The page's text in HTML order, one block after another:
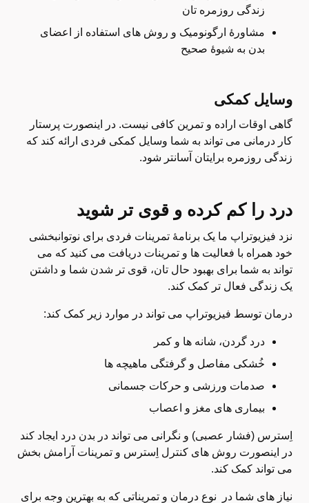
زندگی روزمره تان
مشاورۀ ارگونومیک و روش های استفاده از اعضای
بدن به شیوۀ صحیح
وسایل کمکی
گاهی اوقات اراده و تمرین کافی نیست. در اینصورت پرستار
کار درمانی می تواند به شما وسایل کمکی فردی ارائه کند که
زندگی روزمره برایتان آسانتر شود.
درد را کم کرده و قوی تر شوید
نزد فیزیوتراپ ما یک برنامۀ تمرینات فردی برای نوتوانبخشی
خود همراه با فعالیت ها و تمرینات دریافت می کنید که می
تواند به شما برای بهبود حال تان، قوی تر شدن شما و داشتن
یک زندگی فعال تر کمک کند.
درمان توسط فیزیوتراپ می تواند در موارد زیر کمک کند:
درد گردن، شانه ها و کمر
خُشکی مفاصل و گرفتگی ماهیچه ها
صدمات ورزشی و حرکات جسمانی
بیماری های مغز و اعصاب
اِسترس (فشار عصبی) و نگرانی می تواند در بدن درد ایجاد کند
در اینصورت روش های کنترل اِسترس و تمرینات آرامش بخش
می تواند کمک کند.
نیاز های شما در نوع درمان و تمریناتی که به بهترین وجه برای